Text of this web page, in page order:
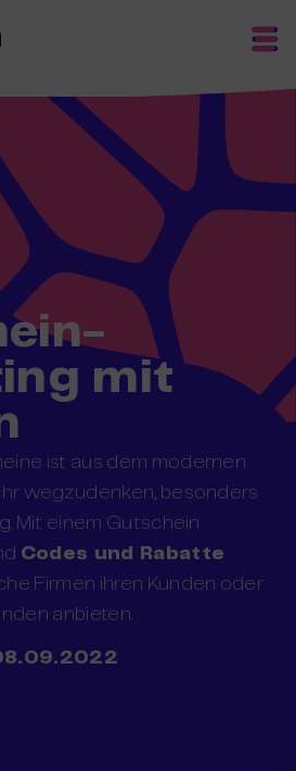
mit
ist aus dem modernen
wegzudenken, besonders
Mit einem Gutschein
Codes und Rabatte
Firmen ihren Kunden oder
anbieten.